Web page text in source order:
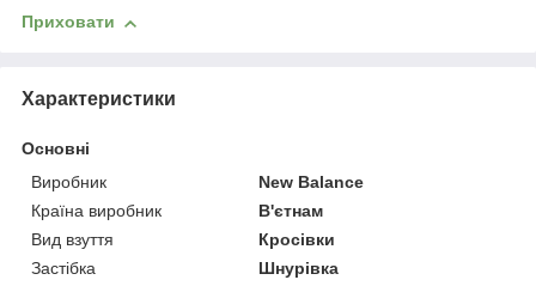
Приховати
Характеристики
Основні
Виробник
New Balance
Країна виробник
В'єтнам
Вид взуття
Кросівки
Застібка
Шнурівка